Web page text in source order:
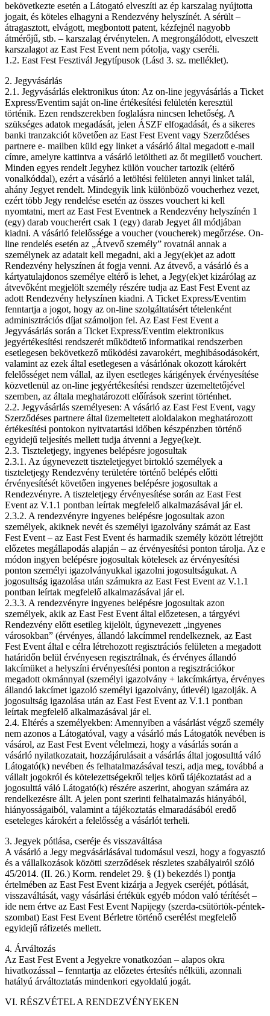
bekövetkezte esetén a Látogató elveszíti az ép karszalag nyújtotta
jogait, és köteles elhagyni a Rendezvény helyszínét. A sérült –
átragasztott, elvágott, megbontott patent, kézfejnél nagyobb
átmérőjű, stb. – karszalag érvénytelen. A megrongálódott, elveszett
karszalagot az East Fest Event nem pótolja, vagy cseréli.
1.2. East Fest Fesztivál Jegytípusok (Lásd 3. sz. melléklet).
2. Jegyvásárlás
2.1. Jegyvásárlás elektronikus úton: Az on-line jegyvásárlás a Ticket
Express/Eventim saját on-line értékesítési felületén keresztül
történik. Ezen rendszerekben foglalásra nincsen lehetőség. A
szükséges adatok megadását, jelen ÁSZF elfogadását, és a sikeres
banki tranzakciót követően az East Fest Event vagy Szerződéses
partnere e- mailben küld egy linket a vásárló által megadott e-mail
címre, amelyre kattintva a vásárló letöltheti az őt megillető vouchert.
Minden egyes rendelt Jegyhez külön voucher tartozik (eltérő
vonalkóddal), ezért a vásárló a letöltési felületen annyi linket talál,
ahány Jegyet rendelt. Mindegyik link különböző voucherhez vezet,
ezért több Jegy rendelése esetén az összes vouchert ki kell
nyomtatni, mert az East Fest Eventnek a Rendezvény helyszínén 1
(egy) darab voucherért csak 1 (egy) darab Jegyet áll módjában
kiadni. A vásárló felelőssége a voucher (voucherek) megőrzése. On-
line rendelés esetén az „Átvevő személy” rovatnál annak a
személynek az adatait kell megadni, aki a Jegy(ek)et az adott
Rendezvény helyszínen át fogja venni. Az átvevő, a vásárló és a
kártyatulajdonos személye eltérő is lehet, a Jegy(ek)et kizárólag az
átvevőként megjelölt személy részére tudja az East Fest Event az
adott Rendezvény helyszínen kiadni. A Ticket Express/Eventim
fenntartja a jogot, hogy az on-line szolgáltatásért tételenként
adminisztrációs díjat számoljon fel. Az East Fest Event a
Jegyvásárlás során a Ticket Express/Eventim elektronikus
jegyértékesítési rendszerét működtető informatikai rendszerben
esetlegesen bekövetkező működési zavarokért, meghibásodásokért,
valamint az ezek által esetlegesen a vásárlónak okozott károkért
felelősséget nem vállal, az ilyen esetleges kárigények érvényesítése
közvetlenül az on-line jegyértékesítési rendszer üzemeltetőjével
szemben, az általa meghatározott előírások szerint történhet.
2.2. Jegyvásárlás személyesen: A vásárló az East Fest Event, vagy
Szerződéses partnere által üzemeltetett aloldalakon meghatározott
értékesítési pontokon nyitvatartási időben készpénzben történő
egyidejű teljesítés mellett tudja átvenni a Jegye(ke)t.
2.3. Tiszteletjegy, ingyenes belépésre jogosultak
2.3.1. Az úgynevezett tiszteletjegyet birtokló személyek a
tiszteletjegy Rendezvény területére történő belépés előtti
érvényesítését követően ingyenes belépésre jogosultak a
Rendezvényre. A tiszteletjegy érvényesítése során az East Fest
Event az V.1.1 pontban leírtak megfelelő alkalmazásával jár el.
2.3.2. A rendezvényre ingyenes belépésre jogosultak azon
személyek, akiknek nevét és személyi igazolvány számát az East
Fest Event – az East Fest Event és harmadik személy között létrejött
előzetes megállapodás alapján – az érvényesítési ponton tárolja. Az e
módon ingyen belépésre jogosultak kötelesek az érvényesítési
ponton személyi igazolványukkal igazolni jogosultságukat. A
jogosultság igazolása után számukra az East Fest Event az V.1.1
pontban leírtak megfelelő alkalmazásával jár el.
2.3.3. A rendezvényre ingyenes belépésre jogosultak azon
személyek, akik az East Fest Event által előzetesen, a tárgyévi
Rendezvény előtt esetileg kijelölt, úgynevezett „ingyenes
városokban” (érvényes, állandó lakcímmel rendelkeznek, az East
Fest Event által e célra létrehozott regisztrációs felületen a megadott
határidőn belül érvényesen regisztrálnak, és érvényes állandó
lakcímüket a helyszíni érvényesítési ponton a regisztrációkor
megadott okmánnyal (személyi igazolvány + lakcímkártya, érvényes
állandó lakcímet igazoló személyi igazolvány, útlevél) igazolják. A
jogosultság igazolása után az East Fest Event az V.1.1 pontban
leírtak megfelelő alkalmazásával jár el.
2.4. Eltérés a személyekben: Amennyiben a vásárlást végző személy
nem azonos a Látogatóval, vagy a vásárló más Látogatók nevében is
vásárol, az East Fest Event vélelmezi, hogy a vásárlás során a
vásárló nyilatkozatait, hozzájárulásait a vásárlás által jogosulttá váló
Látogató(k) nevében és felhatalmazásával teszi, adja meg, továbbá a
vállalt jogokról és kötelezettségekről teljes körű tájékoztatást ad a
jogosulttá váló Látogató(k) részére aszerint, ahogyan számára az
rendelkezésre állt. A jelen pont szerinti felhatalmazás hiányából,
hiányosságaiból, valamint a tájékoztatás elmaradásából eredő
eseteleges károkért a felelősség a vásárlót terheli.
3. Jegyek pótlása, cseréje és visszaváltása
A vásárló a Jegy megvásárlásával tudomásul veszi, hogy a fogyasztó
és a vállalkozások közötti szerződések részletes szabályairól szóló
45/2014. (II. 26.) Korm. rendelet 29. § (1) bekezdés l) pontja
értelmében az East Fest Event kizárja a Jegyek cseréjét, pótlását,
visszaváltását, vagy vásárlási értékük egyéb módon való térítését –
ide nem értve az East Fest Event Napijegy (szerda-csütörtök-péntek-
szombat) East Fest Event Bérletre történő cserélést megfelelő
egyidejű ráfizetés mellett.
4. Árváltozás
Az East Fest Event a Jegyekre vonatkozóan – alapos okra
hivatkozással – fenntartja az előzetes értesítés nélküli, azonnali
hatályú árváltoztatás mindenkori egyoldalú jogát.
VI. RÉSZVÉTEL A RENDEZVÉNYEKEN